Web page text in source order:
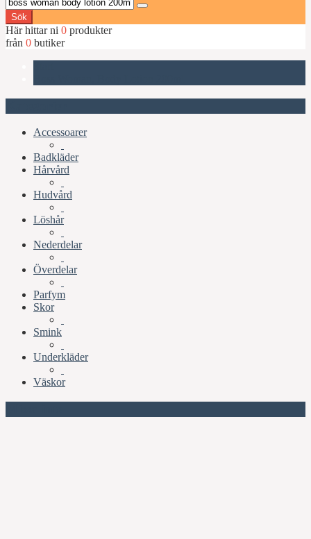
Sök
Här hittar ni 0 produkter
från 0 butiker
Accessoarer
Badkläder
Hårvård
Hudvård
Löshår
Nederdelar
Överdelar
Parfym
Skor
Smink
Underkläder
Väskor